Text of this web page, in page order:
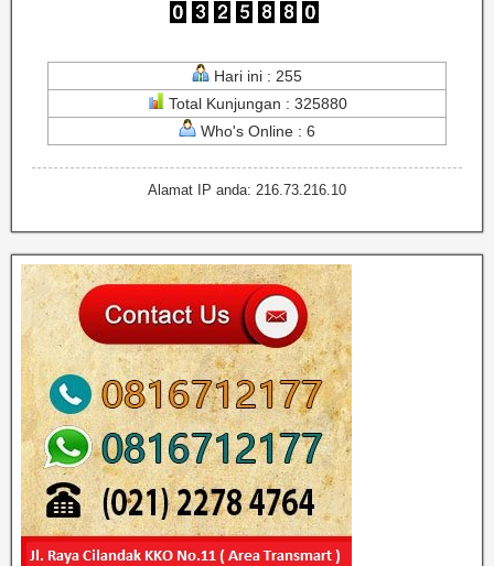
Hari ini : 255
Total Kunjungan : 325880
Who's Online : 6
Alamat IP anda: 216.73.216.10